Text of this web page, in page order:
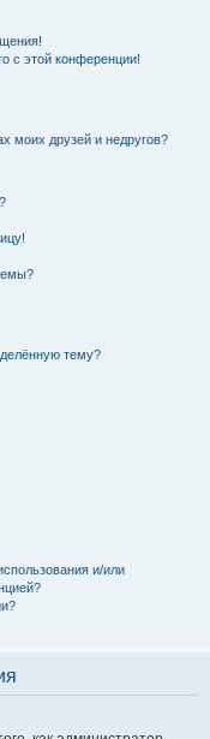
с этой конференции!
моих друзей и недругов?
тему?
и/или